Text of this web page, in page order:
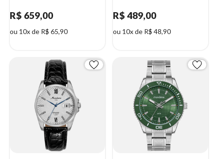
R$ 659,00
ou 10x de R$ 65,90
R$ 489,00
ou 10x de R$ 48,90